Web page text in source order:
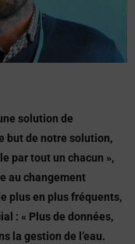
solution de
but de notre solution,
par tout un chacun »,
au changement
plus en plus fréquents,
: « Plus de données,
la gestion de l’eau.